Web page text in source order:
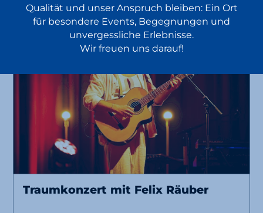
Traumkonzert mit Felix Räuber
Qualität und unser Anspruch bleiben: Ein Ort
für besondere Events, Begegnungen und
unvergessliche Erlebnisse.
Wir freuen uns darauf!